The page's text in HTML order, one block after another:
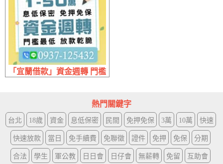
「宜蘭借款」資金週轉 門檻最低放款乾脆 | 1~50萬 息低保密
熱門關鍵字
台北 18歲 資金 息低保密 民間 免押免保 3萬 10萬 快速
快速放款 當日 免手續費 免聯徵 證件 免押 免保 分期
合法 學生 軍公教 日日會 日仔會 無薪轉 免留 互助會